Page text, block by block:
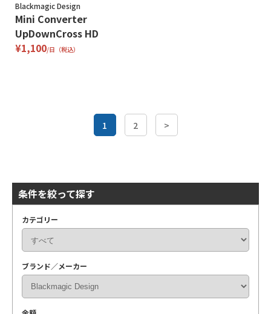
Blackmagic Design
Mini Converter
UpDownCross HD
¥1,100/日（税込）
1 2 >
条件を絞って探す
カテゴリー
ブランド／メーカー